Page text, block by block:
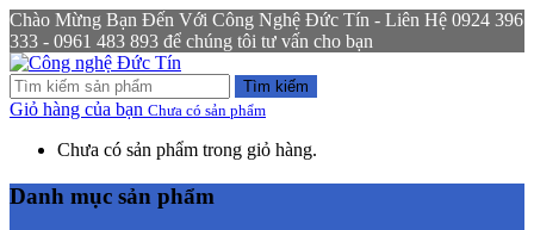
Chào Mừng Bạn Đến Với Công Nghệ Đức Tín - Liên Hệ 0924 396
333 - 0961 483 893 để chúng tôi tư vấn cho bạn
Tìm kiếm
Giỏ hàng của bạn Chưa có sản phẩm
Chưa có sản phẩm trong giỏ hàng.
Danh mục sản phẩm